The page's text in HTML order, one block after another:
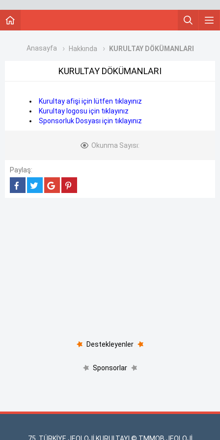
Anasayfa Hakkında KURULTAY DÖKÜMANLARI
KURULTAY DÖKÜMANLARI
Kurultay afişi için lütfen tıklayınız
Kurultay logosu için tıklayınız
Sponsorluk Dosyası için tıklayınız
Okunma Sayısı:
Paylaş:
Destekleyenler
Sponsorlar
75. TÜRKİYE JEOLOJİ KURULTAYI © TMMOB JEOLOJİ